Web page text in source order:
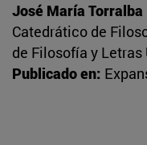
José María Torralba
Catedrático de
de Filosofía y
Publicado en: